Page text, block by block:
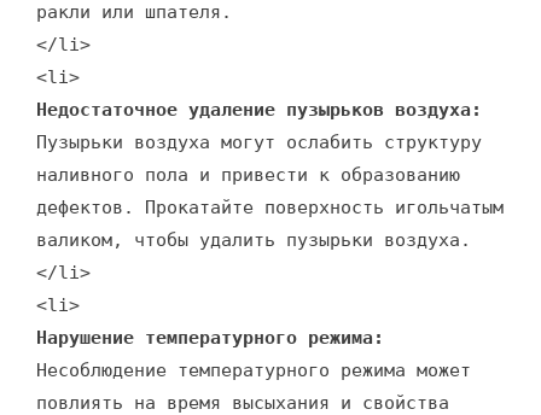
ракли или шпателя.
</li>
<li>
Недостаточное удаление пузырьков воздуха:
Пузырьки воздуха могут ослабить структуру
наливного пола и привести к образованию
дефектов. Прокатайте поверхность игольчатым
валиком, чтобы удалить пузырьки воздуха.
</li>
<li>
Нарушение температурного режима:
Несоблюдение температурного режима может
повлиять на время высыхания и свойства